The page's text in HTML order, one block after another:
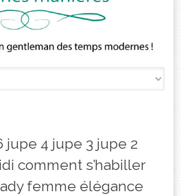
to
jupe 4 jupe 3 jupe 2
comment s’habiller
femme élégance